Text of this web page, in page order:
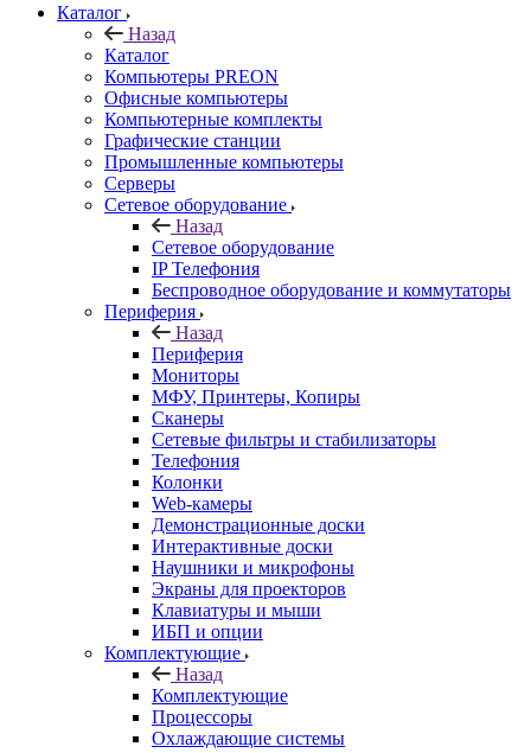
Каталог
Назад
Каталог
Компьютеры PREON
Офисные компьютеры
Компьютерные комплекты
Графические станции
Промышленные компьютеры
Серверы
Сетевое оборудование
Назад
Сетевое оборудование
IP Телефония
Беспроводное оборудование и коммутаторы
Периферия
Назад
Периферия
Мониторы
МФУ, Принтеры, Копиры
Сканеры
Сетевые фильтры и стабилизаторы
Телефония
Колонки
Web-камеры
Демонстрационные доски
Интерактивные доски
Наушники и микрофоны
Экраны для проекторов
Клавиатуры и мыши
ИБП и опции
Комплектующие
Назад
Комплектующие
Процессоры
Охлаждающие системы